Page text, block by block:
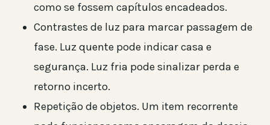
como se fossem capítulos encadeados.
Contrastes de luz para marcar passagem de
fase. Luz quente pode indicar casa e
segurança. Luz fria pode sinalizar perda e
retorno incerto.
Repetição de objetos. Um item recorrente